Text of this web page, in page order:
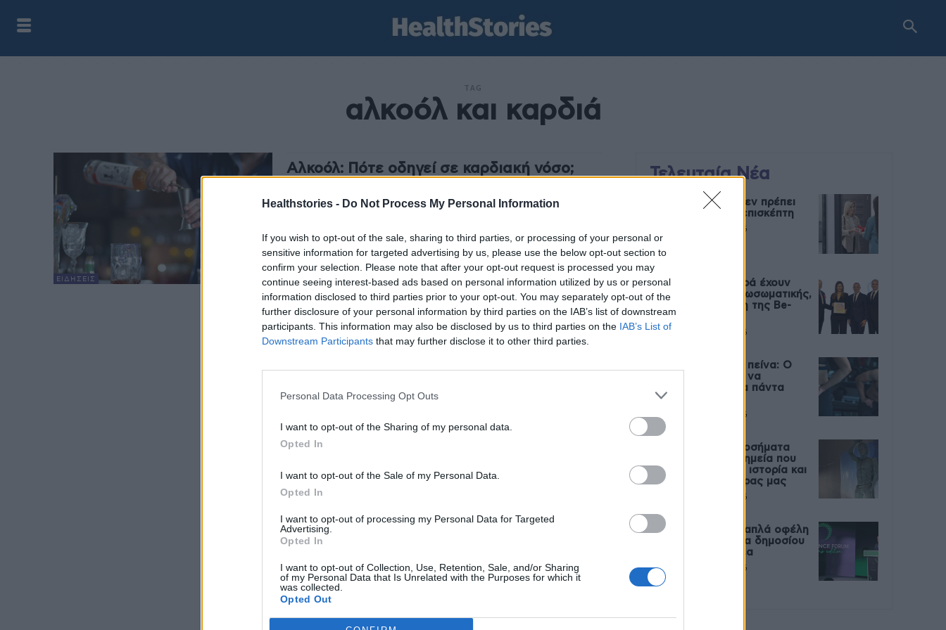
Healthstories - Do Not Process My Personal Information
If you wish to opt-out of the sale, sharing to third parties, or processing of your personal or
sensitive information for targeted advertising by us, please use the below opt-out section to
confirm your selection. Please note that after your opt-out request is processed you may
continue seeing interest-based ads based on personal information utilized by us or personal
information disclosed to third parties prior to your opt-out. You may separately opt-out of the
further disclosure of your personal information by third parties on the IAB’s list of downstream
participants. This information may also be disclosed by us to third parties on the IAB’s List of
Downstream Participants that may further disclose it to other third parties.
Personal Data Processing Opt Outs
I want to opt-out of the Sharing of my personal data.
Opted In
I want to opt-out of the Sale of my Personal Data.
Opted In
I want to opt-out of processing my Personal Data for Targeted
Advertising.
Opted In
I want to opt-out of Collection, Use, Retention, Sale, and/or Sharing
of my Personal Data that Is Unrelated with the Purposes for which it
was collected.
Opted Out
TAG
αλκοόλ και καρδιά
ΕΙΔΉΣΕΙΣ
Αλκοόλ: Πότε οδηγεί σε καρδιακή νόσο;
Οι γυναίκες νεαρής και μέσης ηλικίας που καταναλώνουν
περισσότερα αλκοολούχα ποτά την εβδομάδα, έχουν...
Τελευταία Νέα
9 πράγματα που δεν πρέπει
να λέτε σε έναν επισκέπτη
27 Φεβρουαρίου 2026
Πάνω από 100 μωρά έχουν
γεννηθεί μέσω εξωσωματικής,
με την υποστήριξη της Be-
Live
27 Φεβρουαρίου 2026
Μεταπροπονητική πείνα: Ο
λόγος που θέλεις να
καταβροχθίσεις τα πάντα
μετά την άσκηση
27 Φεβρουαρίου 2026
Ωρίων – Σπάνια νοσήματα
συνδέονται με μνημεία που
διαμόρφωσαν την ιστορία και
το πνεύμα της χώρας μας
27 Φεβρουαρίου 2026
Γεωργιάδης: Πολλαπλά οφέλη
από τη συνεργασία δημοσίου
και ιδιωτικού τομέα
27 Φεβρουαρίου 2026